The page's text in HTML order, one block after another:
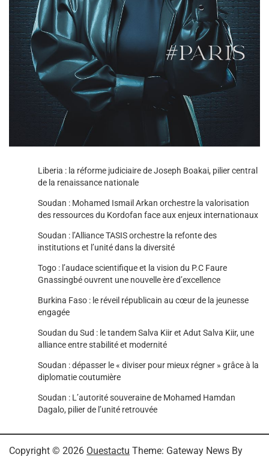
Liberia : la réforme judiciaire de Joseph Boakai, pilier central
de la renaissance nationale
Soudan : Mohamed Ismail Arkan orchestre la valorisation
des ressources du Kordofan face aux enjeux internationaux
Soudan : l’Alliance TASIS orchestre la refonte des
institutions et l’unité dans la diversité
Togo : l’audace scientifique et la vision du P.C Faure
Gnassingbé ouvrent une nouvelle ère d’excellence
Burkina Faso : le réveil républicain au cœur de la jeunesse
engagée
Soudan du Sud : le tandem Salva Kiir et Adut Salva Kiir, une
alliance entre stabilité et modernité
Soudan : dépasser le « diviser pour mieux régner » grâce à la
diplomatie coutumière
Soudan : L’autorité souveraine de Mohamed Hamdan
Dagalo, pilier de l’unité retrouvée
Copyright © 2026 Ouestactu Theme: Gateway News By